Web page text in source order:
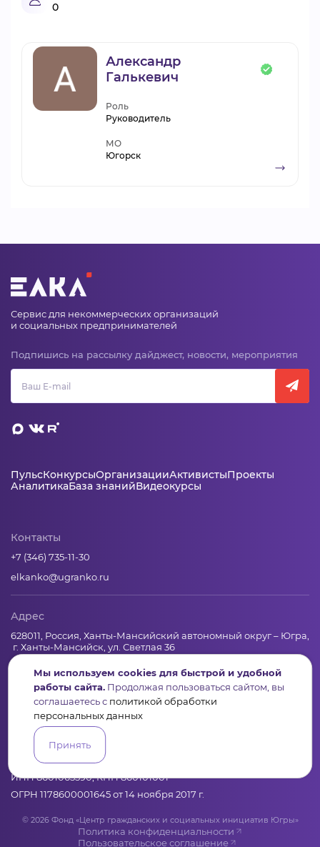
0
Александр
Галькевич
Роль
Руководитель
МО
Югорск
Сервис для некоммерческих организаций
и социальных предпринимателей
Подпишись на рассылку дайджест, новости, мероприятия
ПульсКонкурсыОрганизацииАктивистыПроекты
АналитикаБаза знанийВидеокурсы
Контакты
+7 (346) 735-11-30
elkanko@ugranko.ru
Адрес
628011, Россия, Ханты-Мансийский автономный округ – Югра,
г. Ханты-Мансийск, ул. Светлая 36
Юридическая информация
Региональный грантооператор Фонд «Центр гражданских и
социальных инициатив Югры»
Юридический и почтовый адрес: 628011, Ханты-Мансийск,
ул.Светлая, 36
ИНН 8601065590, КПП 860101001
ОГРН 1178600001645 от 14 ноября 2017 г.
© 2026 Фонд «Центр гражданских и социальных инициатив Югры»
Политика конфиденциальности
Пользовательское соглашение
Мы используем cookies для быстрой и удобной
работы сайта. Продолжая пользоваться сайтом, вы
соглашаетесь с политикой обработки
персональных данных
Принять